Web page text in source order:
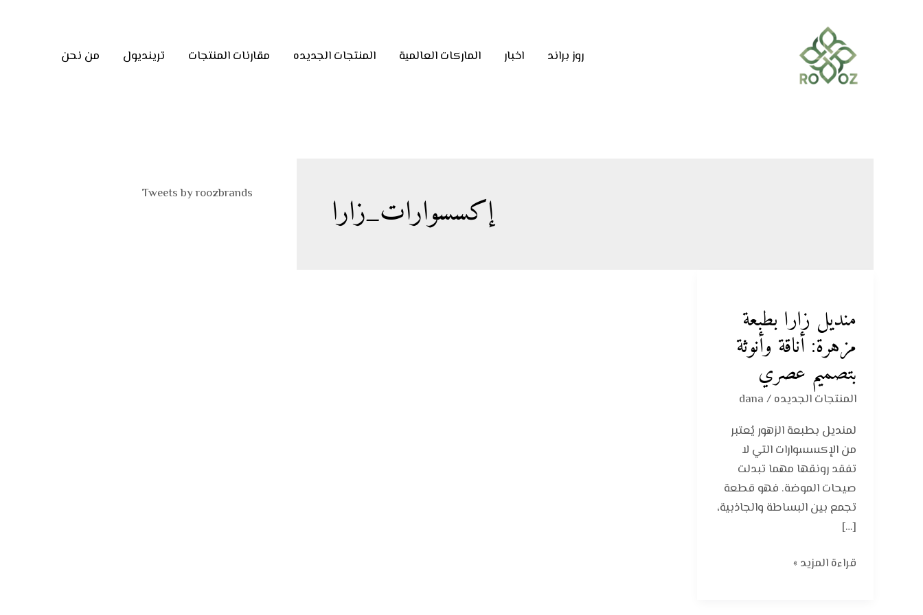
روز براند اخبار الماركات العالمية المنتجات الجديده مقارنات المنتجات ترينديول من نحن
إكسسوارات_زارا
منديل زارا بطبعة
مزهرة: أناقة وأنوثة
بتصميم عصري
المنتجات الجديده/
dana
لمنديل بطبعة الزهور يُعتبر
من الإكسسوارات التي لا
تفقد رونقها مهما تبدلت
صيحات الموضة. فهو قطعة
تجمع بين البساطة والجاذبية،
[…]
بطبعة
مزهرة:
أناقة
وأنوثة
بتصميم
قراءة المزيد »
Tweets by roozbrands